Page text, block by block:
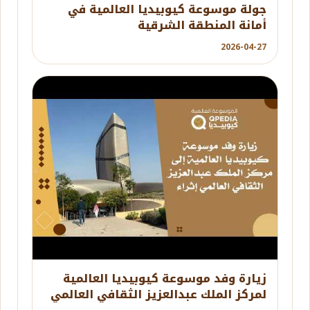
جولة موسوعة كيوبيديا العالمية في
أمانة المنطقة الشرقية
2026-04-27
زيارة وفد موسوعة كيوبيديا العالمية
لمركز الملك عبدالعزيز الثقافي العالمي